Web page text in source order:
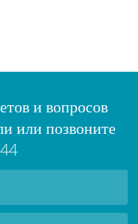
и вопросов
или позвоните